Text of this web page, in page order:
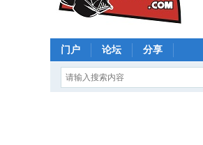
门户 论坛 分享